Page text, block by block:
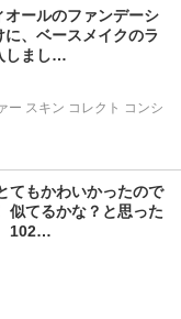
ールのファンデーシ
、ベースメイクのラ
しまし…
ー スキン コレクト コンシ
てもかわいかったので
似てるかな？と思った
102…